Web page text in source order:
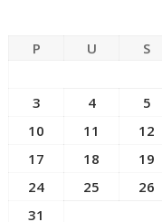
P U S
3
4 5
10
11 12
17
18 19
24
25 26
31